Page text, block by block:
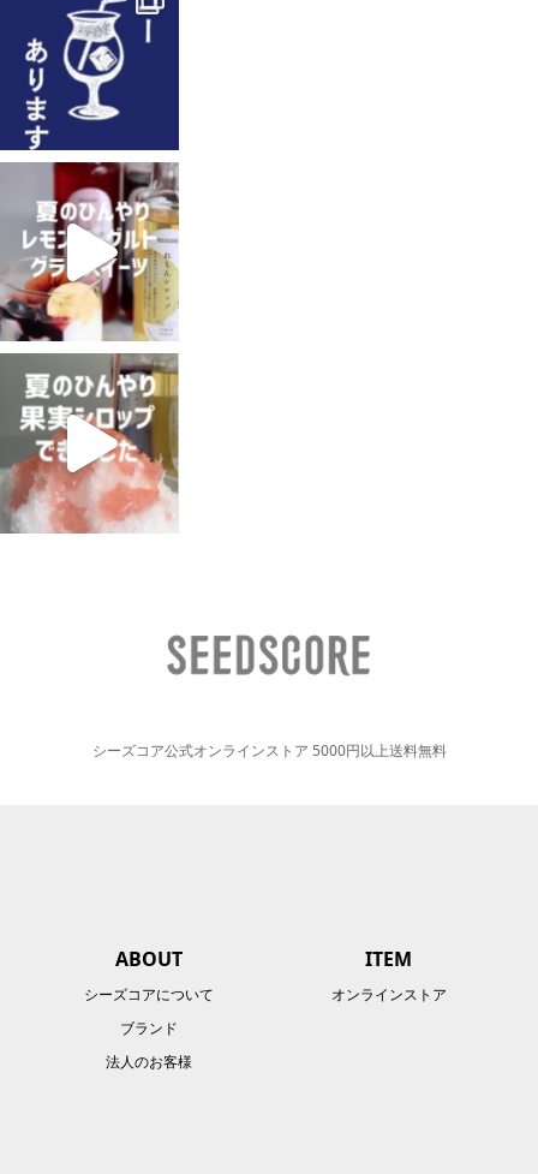
シーズコア公式オンラインストア 5000円以上送料無料
ABOUT
シーズコアについて
ブランド
法人のお客様
ITEM
オンラインストア